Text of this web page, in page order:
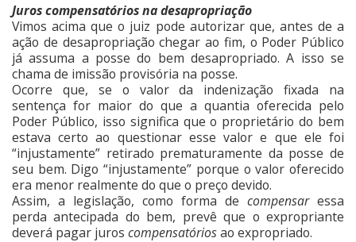
Juros compensatórios na desapropriação
Vimos acima que o juiz pode autorizar que, antes de a
ação de desapropriação chegar ao fim, o Poder Público
já assuma a posse do bem desapropriado. A isso se
chama de imissão provisória na posse.
Ocorre que, se o valor da indenização fixada na
sentença for maior do que a quantia oferecida pelo
Poder Público, isso significa que o proprietário do bem
estava certo ao questionar esse valor e que ele foi
“injustamente” retirado prematuramente da posse de
seu bem. Digo “injustamente” porque o valor oferecido
era menor realmente do que o preço devido.
Assim, a legislação, como forma de compensaressa
perda antecipada do bem, prevê que o expropriante
deverá pagar juros compensatóriosao expropriado.